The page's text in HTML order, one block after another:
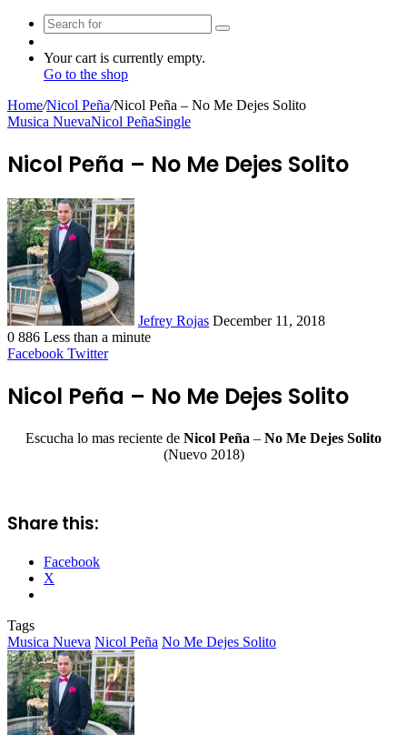
Search
Article
View
your
cart
Your cart is currently empty.
Go to the shop
Home/Nicol Peña/Nicol Peña – No Me Dejes Solito
Musica NuevaNicol PeñaSingle
Nicol Peña – No Me Dejes Solito
Jefrey Rojas December 11, 2018
0 886 Less than a minute
Facebook TwitterLinkedIn
Tumblr
Pinterest
Reddit
VKontakte
Odnoklassniki
Pocket
Nicol Peña – No Me Dejes Solito
Escucha lo mas reciente de Nicol Peña – No Me Dejes Solito
(Nuevo 2018)
Share this:
Facebook
X
Tags
Musica Nueva Nicol Peña No Me Dejes Solito